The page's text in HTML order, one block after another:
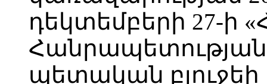
դեկտեմբերի 27-ի
Հանրապետության
պետական